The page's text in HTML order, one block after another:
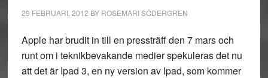
29 FEBRUARI, 2012 BY ROSEMARI SÖDERGREN
Apple har brudit in till en pressträff den 7 mars och
runt om i teknikbevakande medier spekuleras det nu
att det är Ipad 3, en ny version av Ipad, som kommer